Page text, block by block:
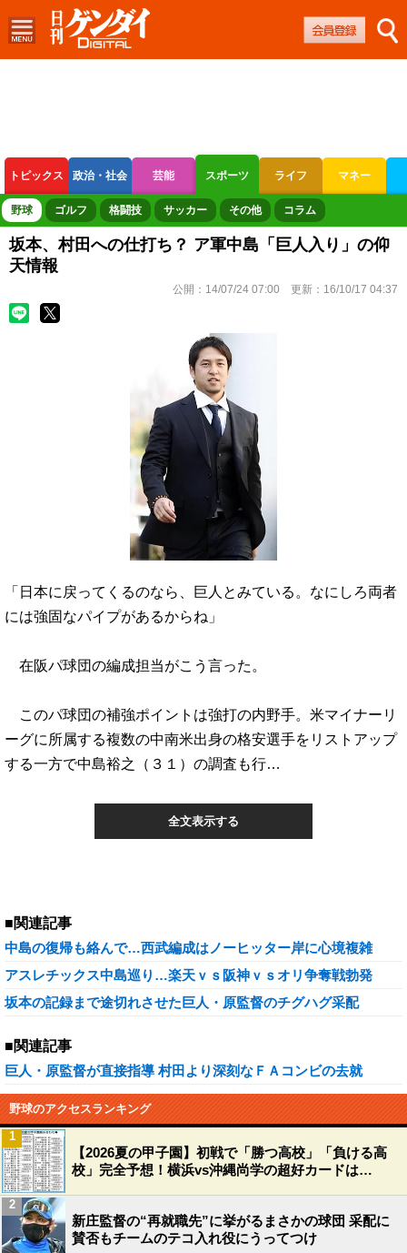
トピックス 政治・社会 芸能 スポーツ ライフ マネー
ボートレース 競輪 オートレース
野球 ゴルフ 格闘技 サッカー その他 コラム
坂本、村田への仕打ち？ ア軍中島「巨人入り」の仰
天情報
公開： 14/07/24 07:00 更新： 16/10/17 04:37
「日本に戻ってくるのなら、巨人とみている。なにしろ両者
には強固なパイプがあるからね」
在阪パ球団の編成担当がこう言った。
このパ球団の補強ポイントは強打の内野手。米マイナーリ
ーグに所属する複数の中南米出身の格安選手をリストアップ
する一方で中島裕之（３１）の調査も行…
全文表示する
■関連記事
中島の復帰も絡んで…西武編成はノーヒッター岸に心境複雑
アスレチックス中島巡り…楽天ｖｓ阪神ｖｓオリ争奪戦勃発
坂本の記録まで途切れさせた巨人・原監督のチグハグ采配
■関連記事
巨人・原監督が直接指導 村田より深刻なＦＡコンビの去就
野球のアクセスランキング
【2026夏の甲子園】初戦で「勝つ高校」「負ける高
校」完全予想！横浜vs沖縄尚学の超好カードは…
1
新庄監督の“再就職先”に挙がるまさかの球団 采配に
賛否もチームのテコ入れ役にうってつけ
2